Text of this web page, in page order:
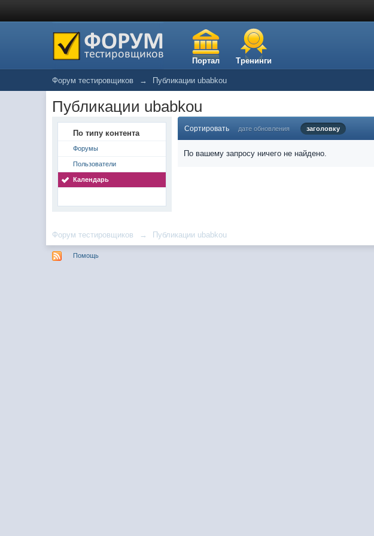
Портал Тренинги
Форум тестировщиков → Публикации ubabkou
Публикации ubabkou
По типу контента
Форумы
Пользователи
Календарь
Сортировать дате обновления заголовку
По вашему запросу ничего не найдено.
Форум тестировщиков → Публикации ubabkou
Помощь